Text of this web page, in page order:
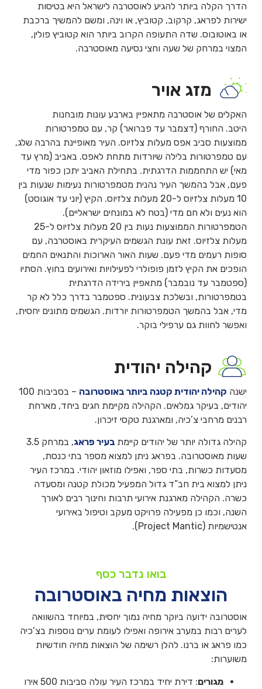
הדרך הקלה ביותר להגיע לאוסטרבה לישראל היא בטיסות
ישירות לפראג, קרקוב, קטוביץ, או וינה, ומשם להמשיך ברכבת
או באוטובוס. שדה התעופה הקרוב ביותר הוא קטוביץ פולין,
המצוי במרחק של שעה וחצי נסיעה מאוסטרבה.
מזג אויר
האקלים של אוסטרבה מתאפיין בארבע עונות מובחנות
היטב. החורף (דצמבר עד פברואר) קר, עם טמפרטורות
ממוצעות סביב אפס מעלות צלזיוס. העיר מאופיינת בהרבה שלג,
עם טמפרטורות בלילה שיורדות מתחת לאפס. באביב (מרץ עד
מאי) יש התחממות הדרגתית. בתחילת האביב יתכן כפור מדי
פעם, אבל בהמשך העיר נהנית מטמפרטורות נעימות שנעות בין
10 מעלות צלזיוס ל-20 מעלות צלזיוס. הקיץ (יוני עד אוגוסט)
הוא נעים ולא חם מדי (בטח לא במונחים ישראליים).
הטמפרטורות הממוצעות נעות בין 20 מעלות צלזיוס ל-25
מעלות צלזיוס. זאת עונת הגשמים העיקרית באוסטרבה, עם
סופות רעמים מדי פעם. שעות האור הארוכות והתנאים החמים
הופכים את הקיץ לזמן פופולרי לפעילויות ואירועים בחוץ. הסתיו
(ספטמבר עד נובמבר) מתאפיין בירידה הדרגתית
בטמפרטורות, ובשלכת צבעונית. ספטמבר בדרך כלל לא קר
מדי, אבל בהמשך הטמפרטורות יורדות. הגשמים מתונים יחסית,
ואפשר לחוות גם ערפילי בוקר.
קהילה יהודית
ישנה קהילה יהודית קטנה ביותר באוסטרובה
– בסביבות 100
יהודים, בעיקר גמלאים. הקהילה מקיימת חגים ביחד, מארחת
רבנים מרחבי צ’כיה, ומארגנת טקסי זיכרון.
קהילה גדולה יותר של יהודים קיימת בעיר פראג
, במרחק 3.5
שעות מאוסטרובה. בפראג ניתן למצוא מספר בתי כנסת,
מסעדות כשרות, בתי ספר, ואפילו מוזאון יהודי. במרכז העיר
ניתן למצוא בית חב”ד גדול המפעיל מכולת קטנה ומסעדה
כשרה. הקהילה מארגנת אירועי תרבות וחינוך רבים לאורך
השנה, וכמו כן מפעילה פרויקט מעקב וטיפול באירועי
אנטישמיות (Project Mantic).
בואו נדבר כסף
הוצאות מחיה באוסטרובה
אוסטרובה ידועה ביוקר מחיה נמוך יחסית, במיוחד בהשוואה
לערים רבות במערב אירופה ואפילו לעומת ערים נוספות בצ’כיה
כמו פראג או ברנו. להלן רשימה של הוצאות מחיה חודשיות
משוערות:
מגורים
: דירת יחיד במרכז העיר עולה סביבות 500 אירו